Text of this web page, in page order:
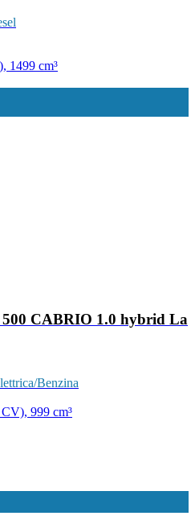
1499 cm³
CABRIO 1.0 hybrid La
Benzina
999 cm³